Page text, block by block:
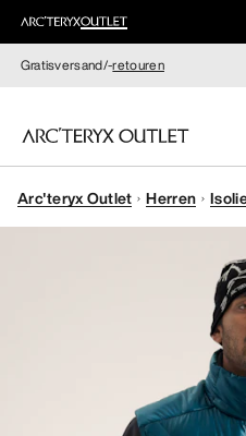
Gratisversand/-retouren
DAMEN
Arc'teryx Outlet Herren